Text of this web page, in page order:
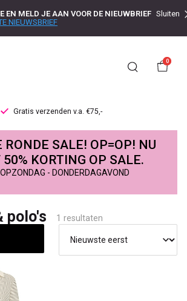
EN MELD JE AAN VOOR DE NIEUWBRIEF
NIEUWSBRIEF
Sluiten
0
Gratis verzenden v.a. €75,-
RONDE SALE! OP=OP! NU
KORTING OP SALE.
- DONDERDAGAVOND
polo's 1 resultaten